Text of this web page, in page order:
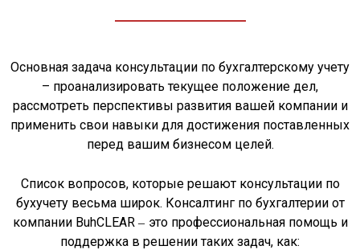
Основная задача консультации по бухгалтерскому учету
– проанализировать текущее положение дел,
рассмотреть перспективы развития вашей компании и
применить свои навыки для достижения поставленных
перед вашим бизнесом целей.
Список вопросов, которые решают консультации по
бухучету весьма широк. Консалтинг по бухгалтерии от
компании BuhCLEAR ‒ это профессиональная помощь и
поддержка в решении таких задач, как: